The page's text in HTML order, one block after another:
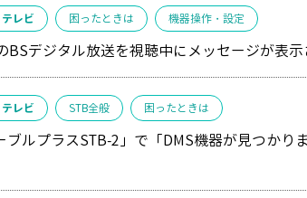
テレビ 困ったときは 機器操作・設定
BSデジタル放送を視聴中にメッセージが表示
テレビ STB全般 困ったときは
ブルプラスSTB-2」で「DMS機器が見つか